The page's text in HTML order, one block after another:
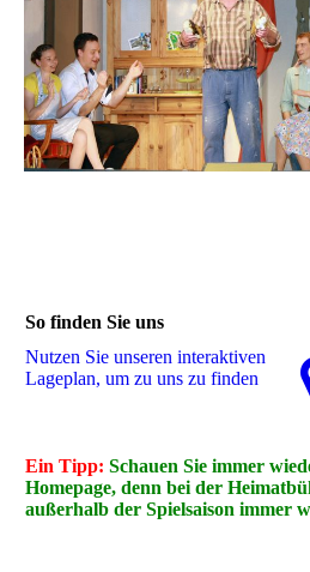
So finden Sie uns
Nutzen Sie unseren interaktiven
La­ge­plan, um zu uns zu finden
Ein Tipp: Schauen Sie immer
Homepage, denn bei der
außerhalb der Spielsaison immer